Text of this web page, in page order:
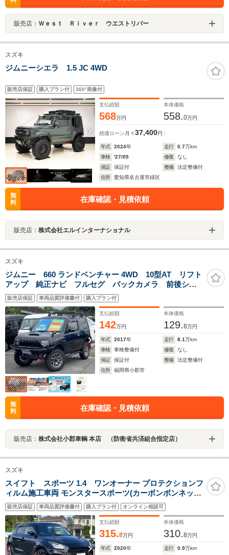
販売店： Ｗｅｓｔ Ｒｉｖｅｒ ウエストリバー
スズキ
ジムニーシエラ 1.5 JC 4WD
販売店保証 購入プラン付 360°画像付
支払総額
568万円
本体価格
558.0万円
残価ローン 月々37,400円
年式 2024年 走行 0.7万km
車検
'27/05 修復
なし
保証
保証付 整備
法定整備付
住所
愛知県名古屋市緑区
無
料
在庫確認・見積依頼
販売店： 株式会社エルインターナショナル
スズキ
ジムニー 660 ランドベンチャー 4WD 10型AT リフト
アップ 純正ナビ フルセグ バックカメラ 前後ショ
ートバンパー 社外スマートキー Fバンパーガード ル
ーフキャリア リアラダー モンスターサスペンショ
ン 牽引フック Bluetooth 記録簿
販売店保証 車両品質評価書付 購入プラン付
支払総額
142万円
本体価格
129.8万円
年式 2017年 走行 8.1万km
車検
車検整備付 修復
なし
保証
保証付 整備
法定整備付
住所
福岡県小郡市
無
料
在庫確認・見積依頼
販売店： 株式会社小郡車輌 本店 （防衛省共済組合指定店）
スズキ
スイフト スポーツ 1.4 ワンオーナー プロテクションフ
ィルム施工車両 モンスタースポーツ(カーボンボンネット
カーボンリアウイング スポーツマフラー カーボンエアイ
ンテーク 17インチAW)LEDヘッドライト 保証書 取扱説明
書 スペアキー
販売店保証 車両品質評価書付 購入プラン付 オンライン相談可
支払総額
315.8万円
本体価格
310.8万円
年式 2020年 走行 0.9万km